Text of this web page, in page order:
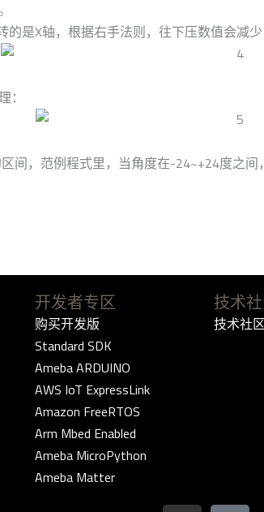
的是X轴，根据右手法则，往下压数值会减
间，范例程式里，当角度在-24~+24度之
开发者专区
购买开发版
Standard SDK
Ameba ARDUINO
AWS IoT ExpressLink
Amazon FreeRTOS
Arm Mbed Enabled
Ameba MicroPython
Ameba Matter
技术
技术社
G